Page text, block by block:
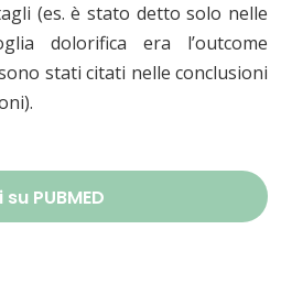
(es. è stato detto solo nelle
dolorifica era l’outcome
stati citati nelle conclusioni
PUBMED